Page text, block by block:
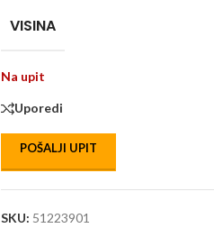
VISINA
Na upit
Uporedi
POŠALJI UPIT
SKU: 51223901